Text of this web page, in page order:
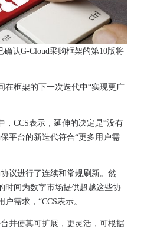
确认G-Cloud采购框架的第10版将
在框架的下一次迭代中“实现更广
，CCS表示，延伸的决定是“没有
平台的新迭代符合“更多用户需
议进行了连续和常规刷新。然
时间为数字市场提供超越这些协
需求，“CCS表示。
并使其可扩展，更灵活，可根据